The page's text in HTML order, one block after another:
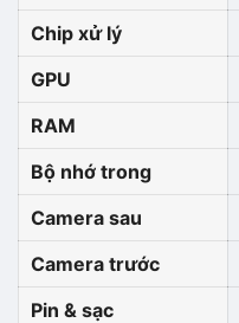
Chip xử lý
GPU
RAM
Bộ nhớ trong
Camera sau
Camera trước
Pin & sạc